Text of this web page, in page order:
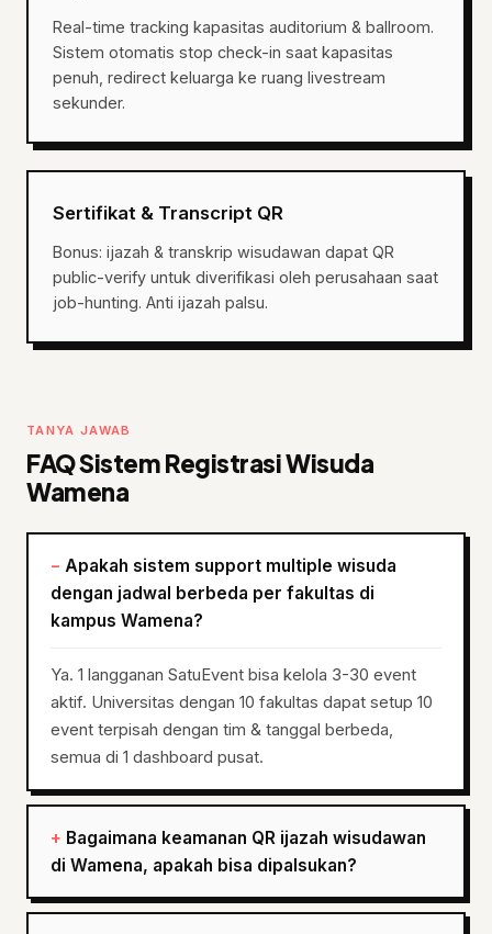
Real-time tracking kapasitas auditorium & ballroom.
Sistem otomatis stop check-in saat kapasitas
penuh, redirect keluarga ke ruang livestream
sekunder.
Sertifikat & Transcript QR
Bonus: ijazah & transkrip wisudawan dapat QR
public-verify untuk diverifikasi oleh perusahaan saat
job-hunting. Anti ijazah palsu.
TANYA JAWAB
FAQ Sistem Registrasi Wisuda
Wamena
Apakah sistem support multiple wisuda
dengan jadwal berbeda per fakultas di
kampus Wamena?
Ya. 1 langganan SatuEvent bisa kelola 3-30 event
aktif. Universitas dengan 10 fakultas dapat setup 10
event terpisah dengan tim & tanggal berbeda,
semua di 1 dashboard pusat.
Bagaimana keamanan QR ijazah wisudawan
di Wamena, apakah bisa dipalsukan?